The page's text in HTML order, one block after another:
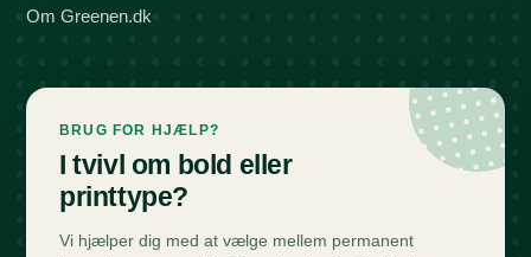
Om Greenen.dk
BRUG FOR HJÆLP?
I tvivl om bold eller
printtype?
Vi hjælper dig med at vælge mellem permanent